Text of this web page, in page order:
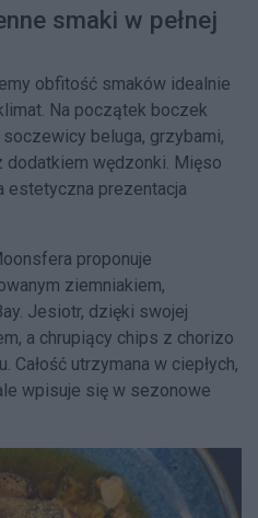
smaki w pełnej
obfitość smaków idealnie
Na początek boczek
beluga, grzybami,
wędzonki. Mięso
estetyczna prezentacja
proponuje
ziemniakiem,
Jesiotr, dzięki swojej
a chrupiący chips z chorizo
Całość utrzymana w ciepłych,
wpisuje się w sezonowe